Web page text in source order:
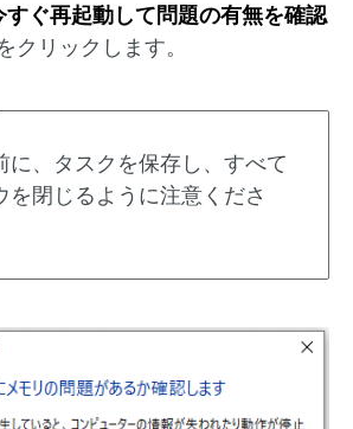
すぐ再起動して問題の有無を確認
クリックします。
に、タスクを保存し、すべて
を閉じるように注意くださ